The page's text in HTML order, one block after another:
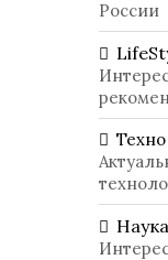
России
Техно
Наука